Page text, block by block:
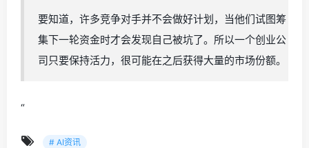
要知道，许多竞争对手并不会做好计划，当他们试图筹
集下一轮资金时才会发现自己被坑了。所以一个创业公
司只要保持活力，很可能在之后获得大量的市场份额。
“
# AI资讯